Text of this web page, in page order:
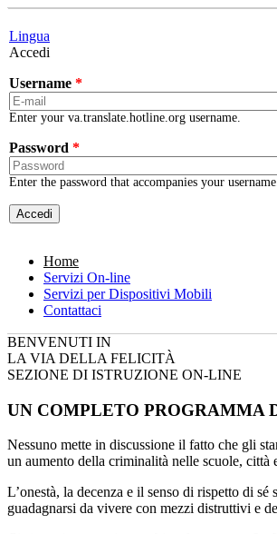
Lingua
Accedi
Username *
Enter your va.translate.hotline.org username.
Password *
Enter the password that accompanies your username.
Home
Servizi On-line
Servizi per Dispositivi Mobili
Contattaci
BENVENUTI IN
LA VIA DELLA FELICITÀ
SEZIONE DI ISTRUZIONE ON-LINE
UN COMPLETO PROGRAMMA
Nessuno mette in discussione il fatto che gli
un aumento della criminalità nelle scuole, città
L’onestà, la decenza e il senso di rispetto di
guadagnarsi da vivere con mezzi distruttivi e